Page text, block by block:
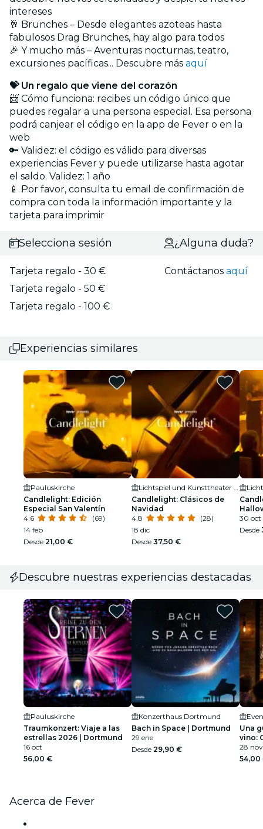
intereses
🥂 Brunches – Desde elegantes azoteas hasta
fabulosos Drag Brunches, hay algo para todos
🎉 Y mucho más – Aventuras nocturnas, teatro,
excursiones pacíficas... Descubre más aquí
💝 Un regalo que viene del corazón
📨 Cómo funciona: recibes un código único que
puedes regalar a una persona especial. Esa persona
podrá canjear el código en la app de Fever o en la
web
🔑 Validez: el código es válido para diversas
experiencias Fever y puede utilizarse hasta agotar
el saldo. Validez: 1 año
📱 Por favor, consulta tu email de confirmación de
compra con toda la información importante y la
tarjeta para imprimir
Selecciona sesión
Tarjeta regalo - 30 €
Tarjeta regalo - 50 €
Tarjeta regalo - 100 €
¿Alguna duda?
Contáctanosaquí
Experiencias similares
Pauluskirche
Candlelight: Edición
Especial San Valentín
4.6
(69)
14 feb
Desde 21,00 €
Candlelight: Clásicos de
Navidad
4.8
(28)
18 dic
Desde 37,50 €
30 oct
Desde
Descubre nuestras experiencias destacadas
Pauluskirche
Traumkonzert: Viaje a las
estrellas 2026 | Dortmund
16 oct
56,00 €
Konzerthaus Dortmund
Bach in Space | Dortmund
29 ene
Desde 29,90 €
Una
vino:
28
54,00
Acerca de Fever